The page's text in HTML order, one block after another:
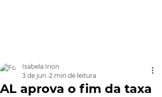
AL aprova o fim da taxa
Isabela Irion
3 de jun. 2 min de leitura